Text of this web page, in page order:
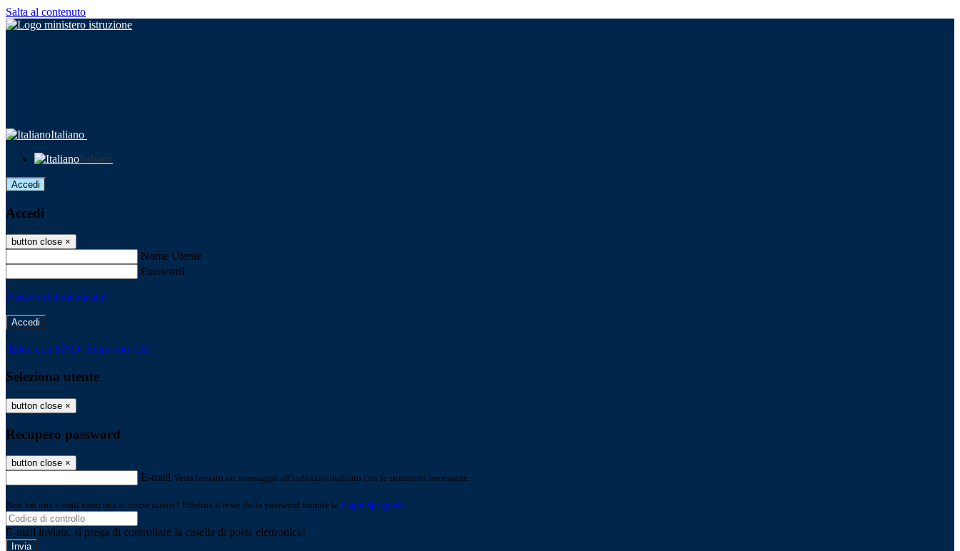
Salta al contenuto
Italiano
Italiano
Accedi
Accedi
button close ×
Nome Utente
Password
Password dimenticata?
-
Entra con SPID Entra con CIE
Seleziona utente
button close ×
Recupero password
button close ×
E-mail Verrà inviato un messaggio all'indirizzo indicato con le istruzioni necessarie.
Non hai una e-mail associata al nome utente? Effettua il reset della password tramite la Login Spaggiari
E-mail inviata, si prega di controllare la casella di posta elettronica!